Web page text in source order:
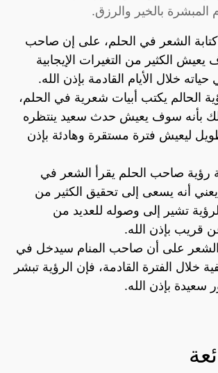
المبشرة بالخير والرزق.
الشعر في الحلم، على إن صاحب
الكثير من التغيرات الإيجابية
خلال الأيام القادمة بإذن الله.
الحالم يكتب أبيات شعرية في الحلم،
بأنه سوف يعيش حدث سعيد ينتظره
ليعيش فترة مستقرة وهادئة بإذن
رؤية صاحب الحلم يقرأ الشعر في
يعني أنه يسعى إلى تحقيق الكثير من
تشير إلى وصوله للعديد من
قريب بإذن الله.
الشعر على أن صاحب المنام سيدخل في
خلال الفترة القادمة، فإن الرؤية تبشر
سعيدة بإذن الله.